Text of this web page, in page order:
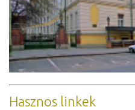
Hasznos linkek